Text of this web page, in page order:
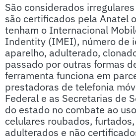
São considerados
são certificados pela Anatel
tenham o Internacional
Indentity (IMEI), número de
aparelho, adulterado,
passado por outras formas
ferramenta funciona em
prestadoras de telefonia
Federal e as Secretarias de
do estado no combate ao
celulares roubados,
adulterados e não